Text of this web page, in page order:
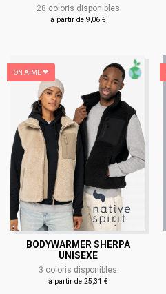
28 coloris disponibles
à partir de 9,06 €
ON AIME ❤
BODYWARMER SHERPA
UNISEXE
3 coloris disponibles
à partir de 25,31 €